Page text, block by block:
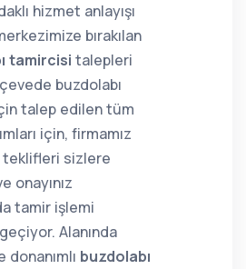
hizmet anlayışı
bırakılan
tamircisi talepleri
buzdolabı
talep edilen tüm
için, firmamız
teklifleri sizlere
onayınız
tamir işlemi
Alanında
buzdolabı